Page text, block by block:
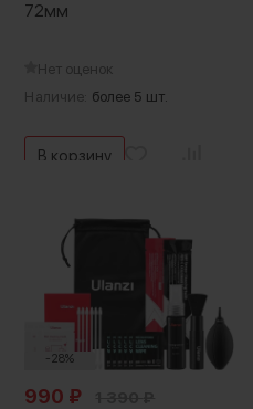
72мм
Нет оценок
Наличие: более 5 шт.
В корзину
-28%
990 ₽